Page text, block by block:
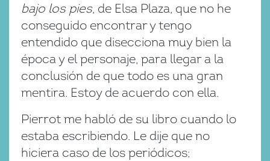
bajo los pies, de Elsa Plaza, que no he
conseguido encontrar y tengo
entendido que disecciona muy bien la
época y el personaje, para llegar a la
conclusión de que todo es una gran
mentira. Estoy de acuerdo con ella.
Pierrot me habló de su libro cuando lo
estaba escribiendo. Le dije que no
hiciera caso de los periódicos;